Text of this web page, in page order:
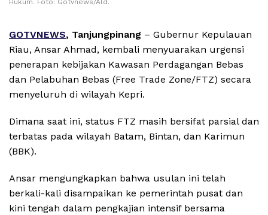
Hukum. Foto: Gotvnews/Ald.
GOTVNEWS, Tanjungpinang – Gubernur Kepulauan
Riau, Ansar Ahmad, kembali menyuarakan urgensi
penerapan kebijakan Kawasan Perdagangan Bebas
dan Pelabuhan Bebas (Free Trade Zone/FTZ) secara
menyeluruh di wilayah Kepri.
Dimana saat ini, status FTZ masih bersifat parsial dan
terbatas pada wilayah Batam, Bintan, dan Karimun
(BBK).
Ansar mengungkapkan bahwa usulan ini telah
berkali-kali disampaikan ke pemerintah pusat dan
kini tengah dalam pengkajian intensif bersama